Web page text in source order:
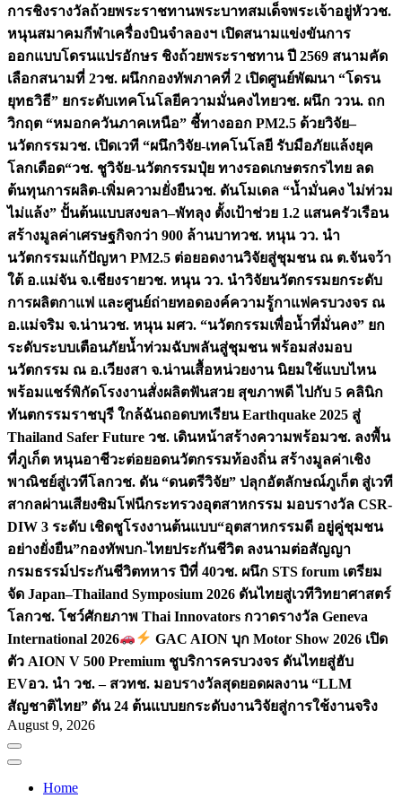
การชิงรางวัลถ้วยพระราชทานพระบาทสมเด็จพระเจ้าอยู่หัววช.
หนุนสมาคมกีฬาเครื่องบินจำลองฯ เปิดสนามแข่งขันการ
ออกแบบโดรนแปรอักษร ชิงถ้วยพระราชทาน ปี 2569 สนามคัด
เลือกสนามที่ 2วช. ผนึกกองทัพภาคที่ 2 เปิดศูนย์พัฒนา “โดรน
ยุทธวิธี” ยกระดับเทคโนโลยีความมั่นคงไทยวช. ผนึก ววน. ถก
วิกฤต “หมอกควันภาคเหนือ” ชี้ทางออก PM2.5 ด้วยวิจัย–
นวัตกรรมวช. เปิดเวที “ผนึกวิจัย-เทคโนโลยี รับมือภัยแล้งยุค
โลกเดือด“วช. ชูวิจัย-นวัตกรรมปุ๋ย ทางรอดเกษตรกรไทย ลด
ต้นทุนการผลิต-เพิ่มความยั่งยืนวช. ดันโมเดล “น้ำมั่นคง ไม่ท่วม
ไม่แล้ง” ปั้นต้นแบบสงขลา–พัทลุง ตั้งเป้าช่วย 1.2 แสนครัวเรือน
สร้างมูลค่าเศรษฐกิจกว่า 900 ล้านบาทวช. หนุน วว. นำ
นวัตกรรมแก้ปัญหา PM2.5 ต่อยอดงานวิจัยสู่ชุมชน ณ ต.จันจว้า
ใต้ อ.แม่จัน จ.เชียงรายวช. หนุน วว. นำวิจัยนวัตกรรมยกระดับ
การผลิตกาแฟ และศูนย์ถ่ายทอดองค์ความรู้กาแฟครบวงจร ณ
อ.แม่จริม จ.น่านวช. หนุน มศว. “นวัตกรรมเพื่อน้ำที่มั่นคง” ยก
ระดับระบบเตือนภัยน้ำท่วมฉับพลันสู่ชุมชน พร้อมส่งมอบ
นวัตกรรม ณ อ.เวียงสา จ.น่านเสื้อหน่วยงาน นิยมใช้แบบไหน
พร้อมแชร์พิกัดโรงงานสั่งผลิตฟันสวย สุขภาพดี ไปกับ 5 คลินิก
ทันตกรรมราชบุรี ใกล้ฉันถอดบทเรียน Earthquake 2025 สู่
Thailand Safer Future วช. เดินหน้าสร้างความพร้อมวช. ลงพื้น
ที่ภูเก็ต หนุนอาชีวะต่อยอดนวัตกรรมท้องถิ่น สร้างมูลค่าเชิง
พาณิชย์สู่เวทีโลกวช. ดัน “ดนตรีวิจัย” ปลุกอัตลักษณ์ภูเก็ต สู่เวที
สากลผ่านเสียงซิมโฟนีกระทรวงอุตสาหกรรม มอบรางวัล CSR-
DIW 3 ระดับ เชิดชูโรงงานต้นแบบ“อุตสาหกรรมดี อยู่คู่ชุมชน
อย่างยั่งยืน”กองทัพบก-ไทยประกันชีวิต ลงนามต่อสัญญา
กรมธรรม์ประกันชีวิตทหาร ปีที่ 40วช. ผนึก STS forum เตรียม
จัด Japan–Thailand Symposium 2026 ดันไทยสู่เวทีวิทยาศาสตร์
โลกวช. โชว์ศักยภาพ Thai Innovators กวาดรางวัล Geneva
International 2026
GAC AION บุก Motor Show 2026 เปิด
ตัว AION V 500 Premium ชูบริการครบวงจร ดันไทยสู่ฮับ
EVอว. นำ วช. – สวทช. มอบรางวัลสุดยอดผลงาน “LLM
สัญชาติไทย” ดัน 24 ต้นแบบยกระดับงานวิจัยสู่การใช้งานจริง
August 9, 2026
Home